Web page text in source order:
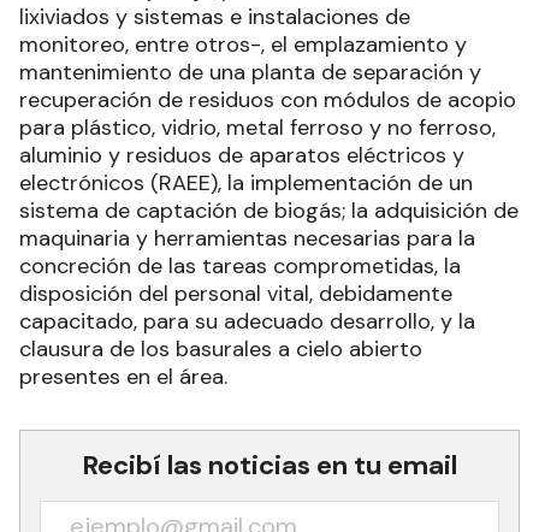
lixiviados y sistemas e instalaciones de
monitoreo, entre otros-, el emplazamiento y
mantenimiento de una planta de separación y
recuperación de residuos con módulos de acopio
para plástico, vidrio, metal ferroso y no ferroso,
aluminio y residuos de aparatos eléctricos y
electrónicos (RAEE), la implementación de un
sistema de captación de biogás; la adquisición de
maquinaria y herramientas necesarias para la
concreción de las tareas comprometidas, la
disposición del personal vital, debidamente
capacitado, para su adecuado desarrollo, y la
clausura de los basurales a cielo abierto
presentes en el área.
Recibí las noticias en tu email